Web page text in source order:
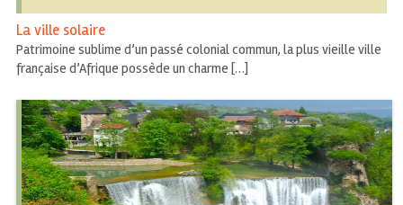
La ville solaire
Patrimoine sublime d’un passé colonial commun, la plus vieille ville
française d’Afrique possède un charme […]